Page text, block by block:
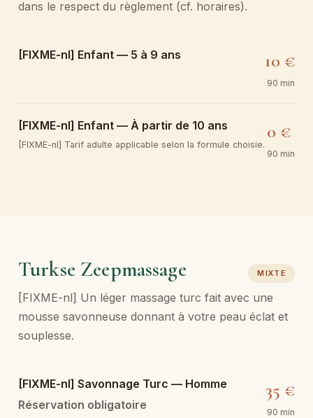
dans le respect du règlement (cf. horaires).
[FIXME-nl] Enfant — 5 à 9 ans 10 €
90 min
[FIXME-nl] Enfant — À partir de 10 ans
[FIXME-nl] Tarif adulte applicable selon la formule choisie.
0 €
90 min
Turkse Zeepmassage MIXTE
[FIXME-nl] Un léger massage turc fait avec une
mousse savonneuse donnant à votre peau éclat et
souplesse.
[FIXME-nl] Savonnage Turc — Homme
Réservation obligatoire
35 €
90 min